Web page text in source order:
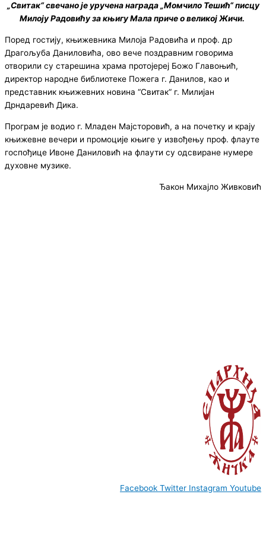
„Свитак“ свечано је уручена награда „Момчило Тешић“ писцу
Милоју Радовићу за књигу Мала приче о великој Жичи.
Пoрeд гoстију, књижевника Милоја Радовића и проф. др
Драгољуба Даниловића, oвo вече поздравним говорима
отворили су старешина храма протојереј Божо Главоњић,
директор народне библиотеке Пожега г. Данилов, као и
представник књижевних новина “Свитак“ г. Милијан
Дрндаревић Дика.
Програм је водио г. Младен Мајсторовић, а на почетку и крају
књижевне вечери и промоције књиге у извођењу проф. флауте
госпођице Ивоне Даниловић на флаути су одсвиране нумере
духовне музике.
Ђакон Михајло Живковић
Facebook Twitter Instagram Youtube